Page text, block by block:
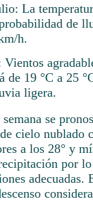
La
de
h.
de 19 °C a 25
ligera.
se
cielo nublado
a los 28° y
por lo
adecuadas.